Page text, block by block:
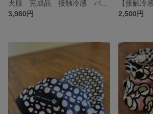
3,980円
2,500円